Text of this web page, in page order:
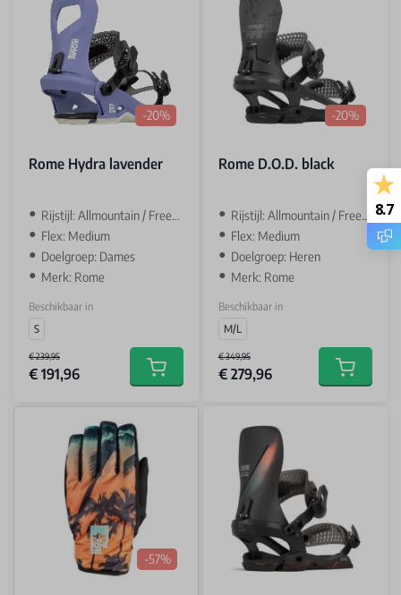
-20%
Rome Hydra lavender
Rijstijl: Allmountain / Freestyle
Flex: Medium
Doelgroep: Dames
Merk: Rome
Beschikbaar in
S
€ 239,95
€ 191,96 Add to cart
-20%
Rome D.O.D. black
‌Rijstijl: Allmountain / Freestyle
Flex: Medium
Doelgroep: Heren
Merk: Rome
Beschikbaar in
M/L
€ 349,95
€ 279,96 Add to
-57%
8.7